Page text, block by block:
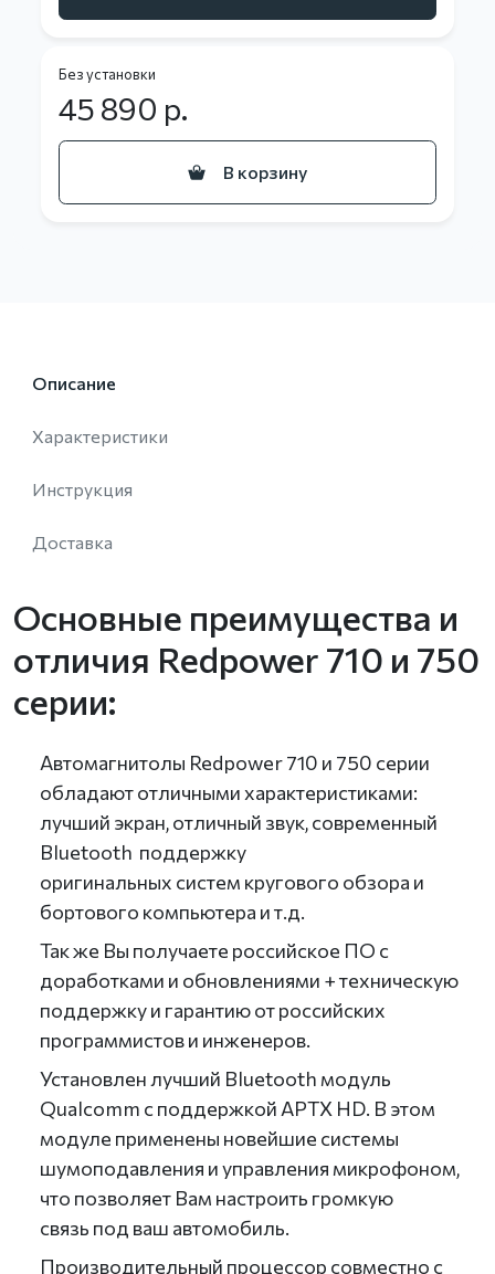
Без установки
45 890 р.
В корзину
Описание
Характеристики
Инструкция
Доставка
Основные преимущества и
отличия Redpower 710 и 750
серии:
Автомагнитолы Redpower 710 и 750 серии
обладают отличными характеристиками:
лучший экран, отличный звук, современный
Bluetooth поддержку
оригинальных систем кругового обзора и
бортового компьютера и т.д.
Так же Вы получаете российское ПО с
доработками и обновлениями + техническую
поддержку и гарантию от российских
программистов и инженеров.
Установлен лучший Bluetooth модуль
Qualcomm с поддержкой APTX HD. В этом
модуле применены новейшие системы
шумоподавления и управления микрофоном,
что позволяет Вам настроить громкую
связь под ваш автомобиль.
Производительный процессор совместно с